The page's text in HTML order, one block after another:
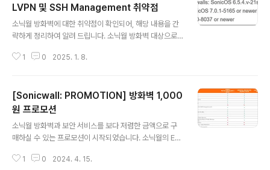
용도 심심치 않게 들리는 듯 합니다. 소닉월 차세대방화벽
에는 이러한 딥시크(DeepSeek)를 간편하게 차단하거나
허용할 수 있도록 Application 제어 기능을 제공하고 있
습니다. 위 화면과 같이 Application에서 DeepSeek
항목을 제공하고, 해당 Application 만 간편하..
LVPN 및 SSH Management 취약점
소닉월 방화벽에 대한 취약점이 확인되어, 해당 내용을 간
략하게 정리하여 알려 드립니다. 소닉월 방화벽 대상으로
nt 접속의 인증을 Bypass 하는 등의 취약점이 발견되었
한을 통해 제어한다고 하더라도, SSLVPN 서비스의 경우
에는 접속 IP를 특정할 수 없는 부분은 참고하시기 바랍니
다. 감사합니다. - 대상 : 소닉월 TZ 및 NSa 등 SonicOS
사용 방화벽 - 조치된 펌웨어 버전 - 취약점 주요 내용 : S
SLVPN 및 SSH Management가 활성화된 방화벽을 대
상으로 함. : 관련된 여러 취약점을 ..
1 0 2025. 1. 8.
[Sonicwall: PROMOTION] 방화벽 1,000
원 프로모션
소닉월 방화벽과 보안 서비스를 보다 저렴한 금액으로 구
매하실 수 있는 프로모션이 시작되었습니다. 소닉월의 Ess
라이선스를 구매하시면, 해당 모델의 방화벽을 단돈 1,000
1 0 2024. 4. 15.